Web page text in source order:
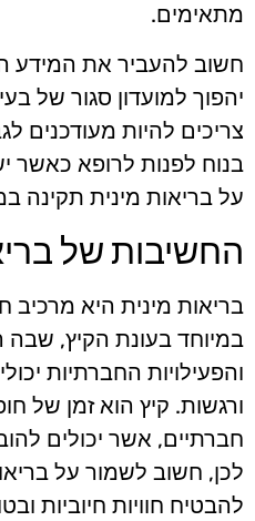
מתאימים.
חשוב להעביר את המידע
יהפוך למועדון סגור של
צריכים להיות מעודכנים
בנוח לפנות לרופא כאשר
על בריאות מינית תקינה
החשיבות של
בריאות מינית היא מרכיב
במיוחד בעונת הקיץ, שבה
והפעילויות החברתיות
ורגשות. קיץ הוא זמן של
חברתיים, אשר יכולים
לכן, חשוב לשמור על
להבטיח חוויות חיוביות